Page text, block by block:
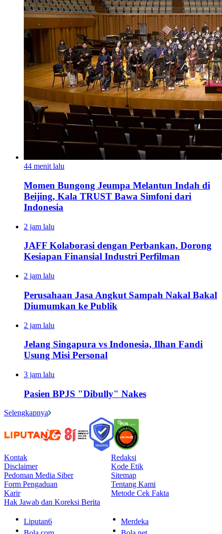
44 menit lalu
Momen Bungong Jeumpa Melantun Indah di
Beijing, Kala TRUST Bawa Simfoni dari
Indonesia
2 jam lalu
JAFF Kolaborasi dengan Perbankan, Dorong
Kesiapan Finansial Industri Perfilman
2 jam lalu
Perusahaan Jasa Angkut Sampah Nakal Bakal
Diumumkan ke Publik
2 jam lalu
Jelang Singapura vs Indonesia, Ilhan Fandi
Usung Misi Personal
3 jam lalu
Pasien BPJS "Dibully" Nakes
Selengkapnya
Kontak
Redaksi
Disclaimer
Kode Etik
Pedoman Media Siber
Sitemap
Form Pengaduan
Tentang Kami
Karir
Metode Cek Fakta
Hak Jawab dan Koreksi Berita
Liputan6
Merdeka